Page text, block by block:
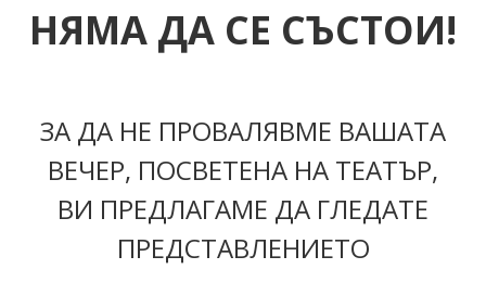
НЯМА ДА СЕ СЪСТОИ!
ЗА ДА НЕ ПРОВАЛЯВМЕ ВАШАТА
ВЕЧЕР, ПОСВЕТЕНА НА ТЕАТЪР,
ВИ ПРЕДЛАГАМЕ ДА ГЛЕДАТЕ
ПРЕДСТАВЛЕНИЕТО